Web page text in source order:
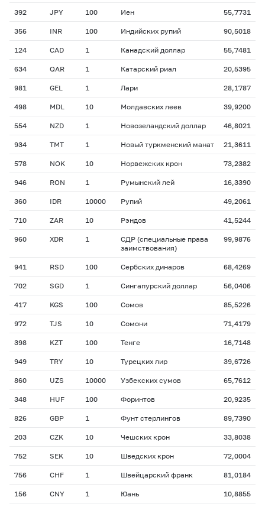
392 JPY 100 Иен 55,7731
356 INR 100 Индийских рупий 90,5018
124 CAD 1 Канадский доллар 55,7481
634 QAR 1 Катарский риал 20,5395
981 GEL 1 Лари 28,1787
498 MDL 10 Молдавских леев 39,9200
554 NZD 1 Новозеландский доллар 46,8021
934 TMT 1 Новый туркменский манат 21,3611
578 NOK 10 Норвежских крон 73,2382
946 RON 1 Румынский лей 16,3390
360 IDR 10000 Рупий 49,2061
710 ZAR 10 Рэндов 41,5244
960 XDR 1
СДР (специальные права
заимствования)
99,9876
941 RSD 100 Сербских динаров 68,4269
702 SGD 1 Сингапурский доллар 56,0406
417 KGS 100 Сомов 85,5226
972 TJS 10 Сомони 71,4179
398 KZT 100 Тенге 16,7148
949 TRY 10 Турецких лир 39,6726
860 UZS 10000 Узбекских сумов 65,7612
348 HUF 100 Форинтов 20,9235
826 GBP 1 Фунт стерлингов 89,7390
203 CZK 10 Чешских крон 33,8038
752 SEK 10 Шведских крон 72,0004
756 CHF 1 Швейцарский франк 81,0184
156 CNY 1 Юань 10,8855